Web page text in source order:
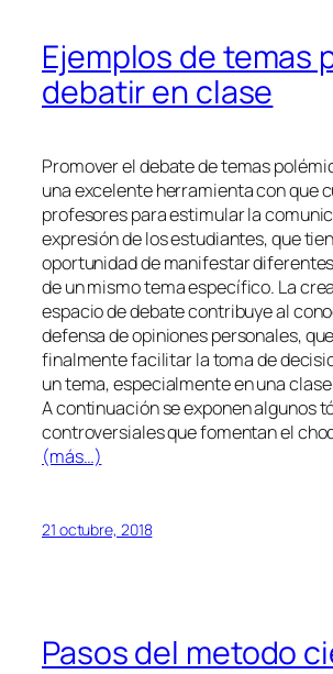
Ejemplos de temas
debatir en clase
Promover el debate de temas
una excelente herramienta con que
profesores para estimular la
expresión de los estudiantes, que
oportunidad de manifestar
de un mismo tema específico. La
espacio de debate contribuye al
defensa de opiniones personales,
finalmente facilitar la toma de
un tema, especialmente en una
A continuación se exponen algunos
controversiales que fomentan el
(más…)
21 octubre, 2018
Pasos del metodo